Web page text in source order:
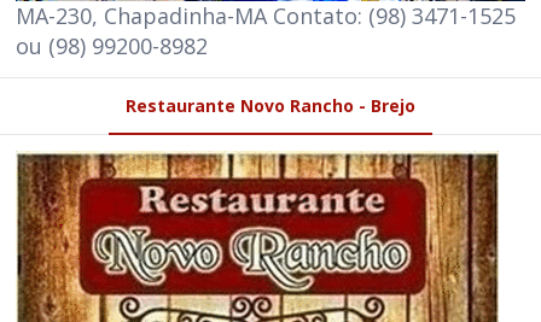
MA-230, Chapadinha-MA Contato: (98) 3471-1525
ou (98) 99200-8982
Restaurante Novo Rancho - Brejo